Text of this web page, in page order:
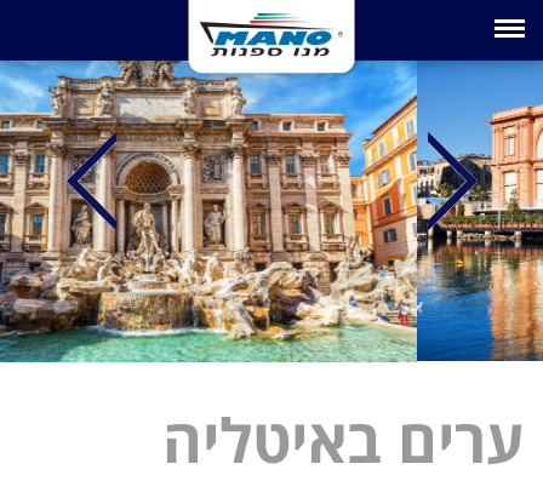
Toggle navigation
ערים באיטליה